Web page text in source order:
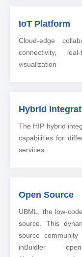
IoT Platform
Cloud-edge
connectivity,
visualization
Hybrid
The HIP hybrid
capabilities for
services.
Open Source
UBML, the low-
source. This
source
inBuidler